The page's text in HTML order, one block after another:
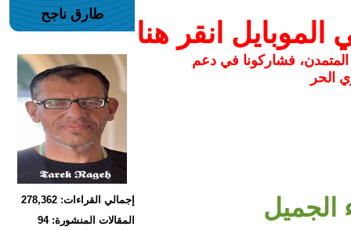
انقر هنا
المتمدن، فشاركونا في دعم
الحر
الجميل
طارق ناجح
إجمالي القراءات: 278,362
المقالات المنشورة: 94